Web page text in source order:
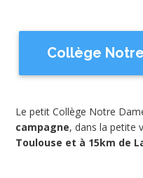
Collège
Le petit Collège Notre
campagne, dans la petite
Toulouse et à 15km de